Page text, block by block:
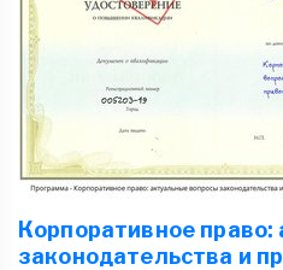
Корпоративное
законодательства и